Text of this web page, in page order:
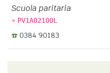
Scuola paritaria
» PV1A02100L
0384 90183